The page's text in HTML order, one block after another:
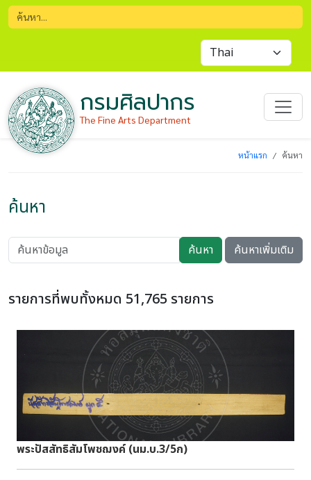
กรมศิลปากร
The Fine Arts Department
หน้าแรก ค้นหา
ค้นหา
ค้นหา ค้นหาเพิ่มเติม
รายการที่พบทั้งหมด 51,765 รายการ
พระปัสสัทธิสัมโพชฌงค์ (นม.บ.3/5ก)